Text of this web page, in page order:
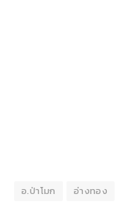
อ.ป่าโมก อ่างทอง